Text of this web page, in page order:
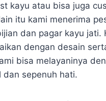
kayu atau bisa juga
itu kami menerima
dan pagar kayu jati.
dengan desain
bisa melayaninya
dan sepenuh hati.